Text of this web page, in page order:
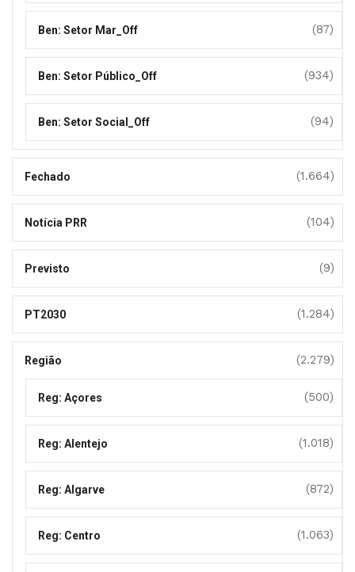
Ben: Setor Mar_Off (87)
Ben: Setor Público_Off (934)
Ben: Setor Social_Off (94)
Fechado (1.664)
Notícia PRR (104)
Previsto (9)
PT2030 (1.284)
Região (2.279)
Reg: Açores (500)
Reg: Alentejo (1.018)
Reg: Algarve (872)
Reg: Centro (1.063)